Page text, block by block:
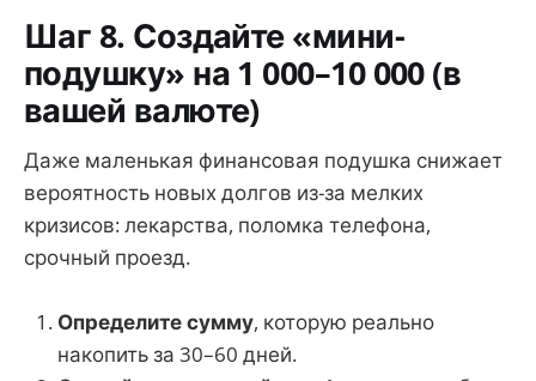
Шаг 8. Создайте «мини-
подушку» на 1 000–10 000 (в
вашей валюте)
Даже маленькая финансовая подушка снижает
вероятность новых долгов из-за мелких
кризисов: лекарства, поломка телефона,
срочный проезд.
Определите сумму, которую реально
накопить за 30–60 дней.